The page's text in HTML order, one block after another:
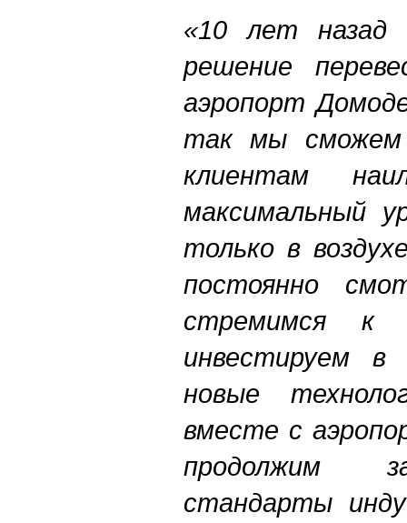
«10 лет назад
решение
аэропорт
так мы сможем
клиентам
максимальный
только в
постоянно
стремимся к
инвестируем
новые
вместе с
продолжим
стандарты